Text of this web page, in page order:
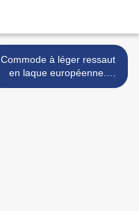
Commode à léger ressaut
en laque européenne.
Epoque Transition. >